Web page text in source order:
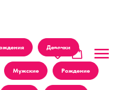
Девочки
Мужские Рождение